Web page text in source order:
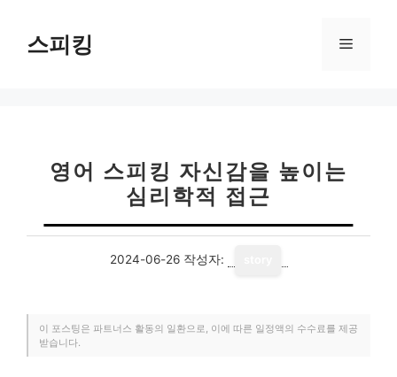
스피킹 메
영어 스피킹 자신감을 높이는
심리학적 접근
2024-06-26 작성자:
이 포스팅은 파트너스 활동의 일환으로, 이에 따른 일정액의 수수료를 제공
받습니다.